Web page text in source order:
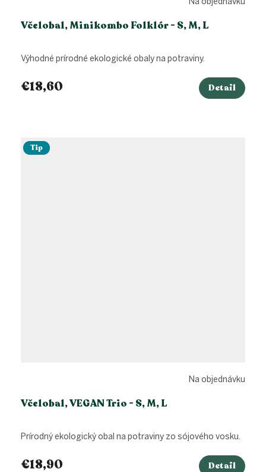
Včelobal, Minikombo Folklór - S, M, L
€18,60 Detail
Výhodné prírodné ekologické obaly na potraviny.
Tip
Včelobal, VEGAN Trio - S, M, L
Na objednávku
€18,90 Detail
Prírodný ekologický obal na potraviny zo sójového vosku.